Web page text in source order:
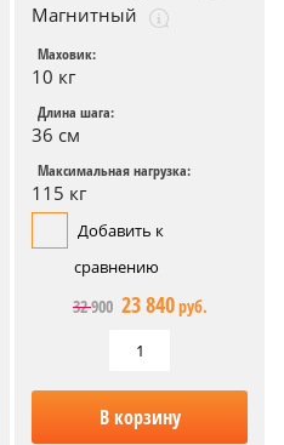
Магнитный
Маховик:
10 кг
Длина шага:
36 см
Максимальная нагрузка:
115 кг
Добавить к
сравнению
32 900 23 840руб.
В корзину